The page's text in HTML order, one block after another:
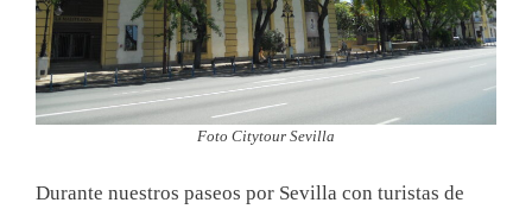
Foto Citytour Sevilla
Durante nuestros paseos por Sevilla con turistas de